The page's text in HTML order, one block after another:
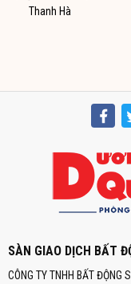
SÀN GIAO DỊCH BẤT
CÔNG TY TNHH BẤT ĐỘNG